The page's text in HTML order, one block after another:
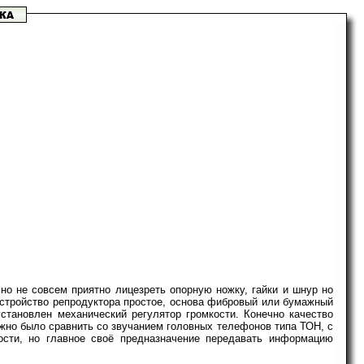
не совсем приятно лицезреть опорную ножку, гайки и шнур но
репродуктора простое, основа фибровый или бумажный
механический регулятор громкости. Конечно качество
было сравнить со звучанием головных телефонов типа ТОН, с
но главное своё предназначение передавать информацию